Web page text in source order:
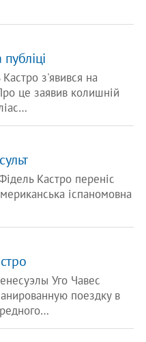
з'явився на
це заявив колишній
Кастро переніс
іспаномовна
Уго Чавес
поездку в